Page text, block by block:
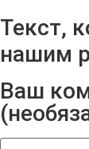
Текст,
нашим
Ваш